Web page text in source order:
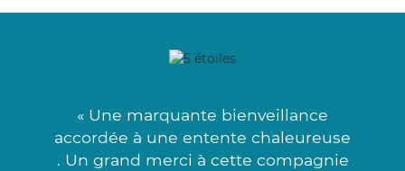
« Une marquante bienveillance
accordée à une entente chaleureuse
. Un grand merci à cette compagnie